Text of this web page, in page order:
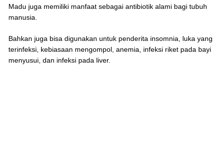
Madu juga memiliki manfaat sebagai antibiotik alami bagi tubuh
manusia.
Bahkan juga bisa digunakan untuk penderita insomnia, luka yang
terinfeksi, kebiasaan mengompol, anemia, infeksi riket pada bayi
menyusui, dan infeksi pada liver.